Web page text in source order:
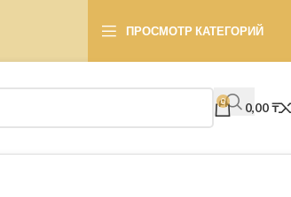
ПРОСМОТР КАТЕГОРИЙ
0 0,00₸